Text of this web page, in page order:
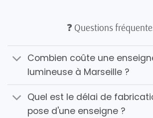
❓ Questions
Combien coûte une
lumineuse à Marseille ?
Quel est le délai de
pose d'une enseigne ?